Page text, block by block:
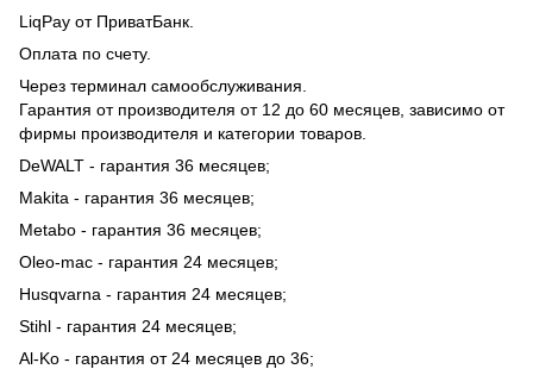
LiqPay от ПриватБанк.
Оплата по счету.
Через терминал самообслуживания.
Гарантия от производителя от 12 до 60 месяцев, зависимо от
фирмы производителя и категории товаров.
DeWALT - гарантия 36 месяцев;
Makita - гарантия 36 месяцев;
Metabo - гарантия 36 месяцев;
Oleo-mac - гарантия 24 месяцев;
Husqvarna - гарантия 24 месяцев;
Stihl - гарантия 24 месяцев;
Al-Ko - гарантия от 24 месяцев до 36;